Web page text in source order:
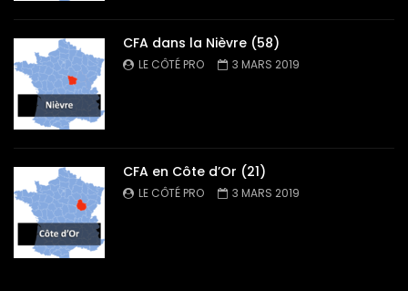
CFA dans la Nièvre (58)
LE CÔTÉ PRO 3 MARS 2019
CFA en Côte d’Or (21)
LE CÔTÉ PRO 3 MARS 2019